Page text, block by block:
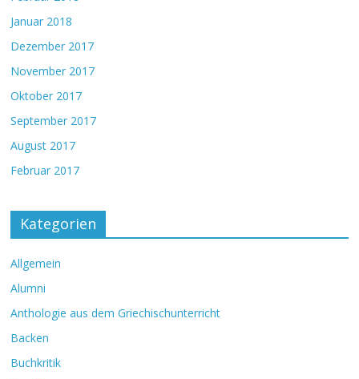
Januar 2018
Dezember 2017
November 2017
Oktober 2017
September 2017
August 2017
Februar 2017
Kategorien
Allgemein
Alumni
Anthologie aus dem Griechischunterricht
Backen
Buchkritik